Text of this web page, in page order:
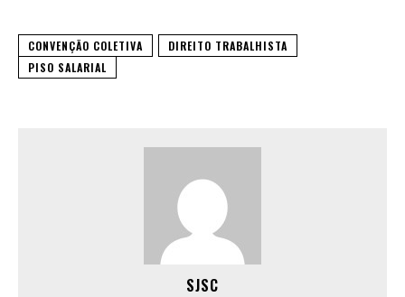
CONVENÇÃO COLETIVA
DIREITO TRABALHISTA
PISO SALARIAL
SJSC